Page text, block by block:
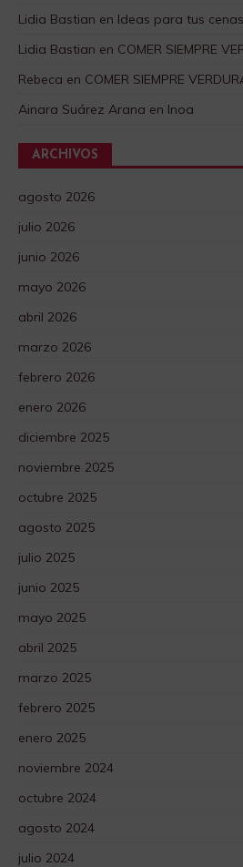
Lidia Bastian en Ideas para tus cenas
Lidia Bastian en COMER SIEMPRE
Rebeca en COMER SIEMPRE
Ainara Suárez Arana en Inoa
ARCHIVOS
agosto 2026
julio 2026
junio 2026
mayo 2026
abril 2026
marzo 2026
febrero 2026
enero 2026
diciembre 2025
noviembre 2025
octubre 2025
agosto 2025
julio 2025
junio 2025
mayo 2025
abril 2025
marzo 2025
febrero 2025
enero 2025
noviembre 2024
octubre 2024
agosto 2024
julio 2024